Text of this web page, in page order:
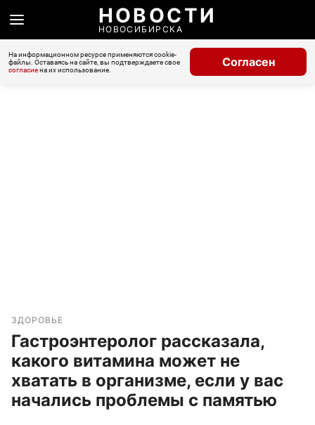
НОВОСТИ
НОВОСИБИРСКА
На информационном ресурсе применяются cookie-
файлы. Оставаясь на сайте, вы подтверждаете свое
согласиена их использование.
Согласен
ЗДОРОВЬЕ
Гастроэнтеролог рассказала,
какого витамина может не
хватать в организме, если у вас
начались проблемы с памятью